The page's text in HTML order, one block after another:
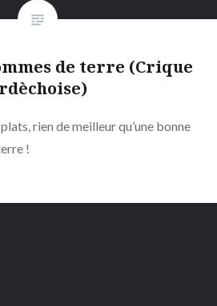
de terre (Crique
rien de meilleur qu’une bonne
!